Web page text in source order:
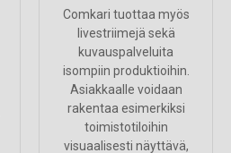
Comkari tuottaa myös
livestriimejä sekä
kuvauspalveluita
isompiin produktioihin.
Asiakkaalle voidaan
rakentaa esimerkiksi
toimistotiloihin
visuaalisesti näyttävä,